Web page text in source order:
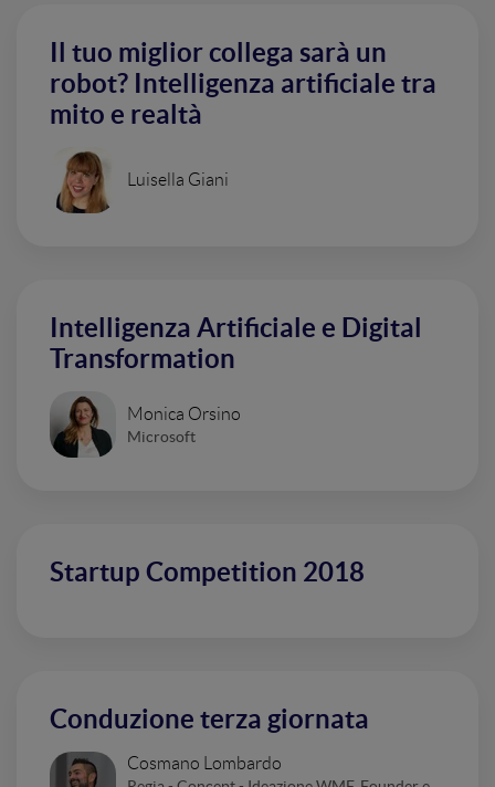
Il tuo miglior collega sarà un
robot? Intelligenza artificiale tra
mito e realtà
Luisella Giani
Intelligenza Artificiale e Digital
Transformation
Monica Orsino
Microsoft
Startup Competition 2018
Conduzione terza giornata
Cosmano Lombardo